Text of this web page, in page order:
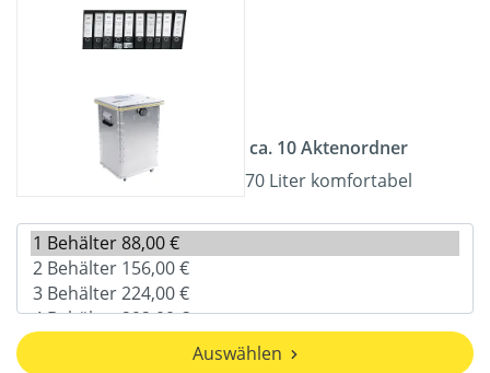
ca. 10 Aktenordner
70 Liter komfortabel
Auswählen